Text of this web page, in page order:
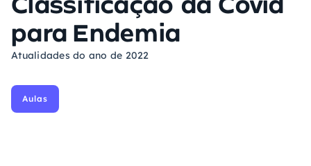
para Endemia
Atualidades do ano de 2022
Aulas